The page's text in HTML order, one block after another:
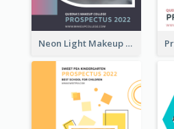
Neon Light Makeup School Prospectus